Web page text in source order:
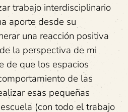
trabajo interdisciplinario
aporte desde su
una reacción positiva
la perspectiva de mi
de que los espacios
de las
esas pequeñas
(con todo el trabajo